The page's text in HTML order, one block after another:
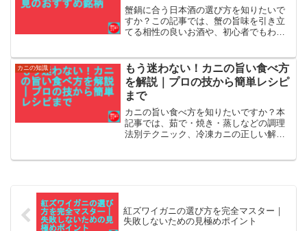
蟹鍋に合う日本酒の選び方を知りたいで
すか？この記事では、蟹の旨味を引き立
てる相性の良いお酒や、初心者でもわか
で買えるおすすめ銘柄も紹介します
カニの知識
もう迷わない！カニの旨い食べ方
を解説｜プロの技から簡単レシピ
まで
カニの旨い食べ方を知りたいですか？本
記事では、茹で・焼き・蒸しなどの調理
法別テクニック、冷凍カニの正しい解凍
紅ズワイガニの選び方を完全マスター｜
失敗しないための見極めポイント